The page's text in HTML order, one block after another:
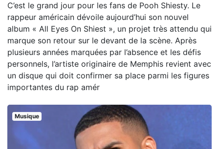
C’est le grand jour pour les fans de Pooh Shiesty. Le
rappeur américain dévoile aujourd’hui son nouvel
album « All Eyes On Shiest », un projet très attendu qui
marque son retour sur le devant de la scène. Après
plusieurs années marquées par l’absence et les défis
personnels, l’artiste originaire de Memphis revient avec
un disque qui doit confirmer sa place parmi les figures
importantes du rap amér
Musique